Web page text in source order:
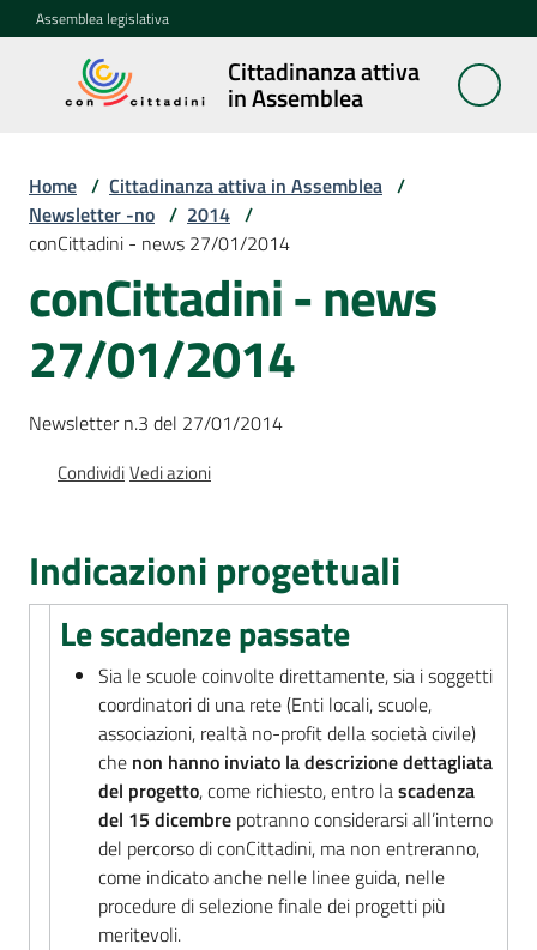
Vai al contenuto
Vai alla navigazione
Vai al footer
Assemblea legislativa
Cittadinanza attiva
in Assemblea
Cittadinanza
attiva in
Concittadini
Porte
aperte
in
Mostre
itineranti
Percorsi
sulla
memoria
Home / Cittadinanza attiva in Assemblea /
Newsletter -no / 2014 /
conCittadini - news 27/01/2014
conCittadini - news
27/01/2014
Newsletter n.3 del 27/01/2014
CondividiVedi azioni
Indicazioni progettuali
Le scadenze passate
Sia le scuole coinvolte direttamente, sia i soggetti
coordinatori di una rete (Enti locali, scuole,
associazioni, realtà no-profit della società civile)
che non hanno inviato la descrizione dettagliata
del progetto, come richiesto, entro lascadenza
del 15 dicembre potranno considerarsi all’interno
del percorso di conCittadini, ma non entreranno,
come indicato anche nelle linee guida, nelle
procedure di selezione finale dei progetti più
meritevoli.